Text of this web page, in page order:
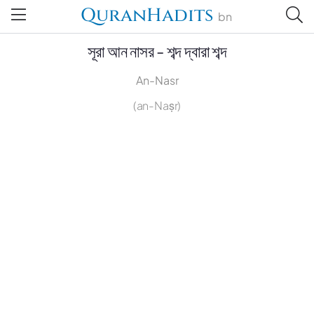
QuranHadits bn
সূরা আন নাসর - শব্দ দ্বারা শব্দ
An-Nasr
(an-Naṣr)